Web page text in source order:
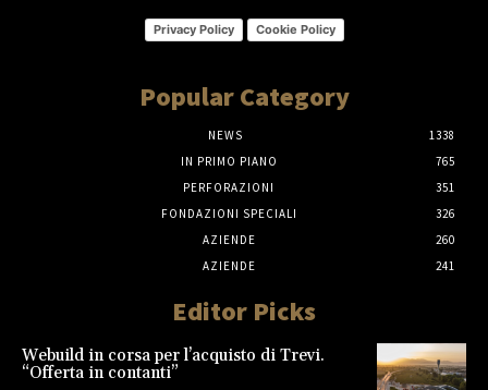
Privacy Policy Cookie Policy
Popular Category
NEWS
1338
IN PRIMO PIANO
765
PERFORAZIONI
351
FONDAZIONI SPECIALI
326
AZIENDE
260
AZIENDE
241
Editor Picks
Webuild in corsa per l’acquisto di Trevi.
“Offerta in contanti”